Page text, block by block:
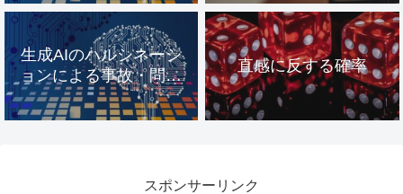
生成AIのハルシネーシ
ョンによる事故・問題
事例
直感に反する確率
スポンサーリンク